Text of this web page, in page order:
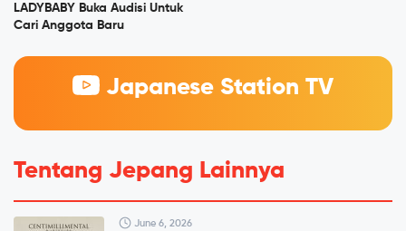
LADYBABY Buka Audisi Untuk
Cari Anggota Baru
Japanese Station TV
Tentang Jepang Lainnya
June 6, 2026